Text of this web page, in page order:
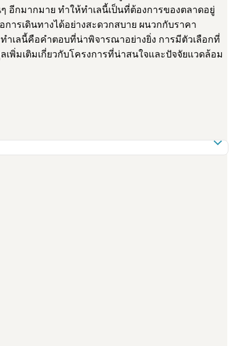
อีกมากมาย ทำให้ทำเลนี้เป็นที่ต้องการของตลาดอยู่
รเดินทางได้อย่างสะดวกสบาย ผนวกกับราคา
เลนี้คือคำตอบที่น่าพิจารณาอย่างยิ่ง การมีตัวเลือกที่
มเติมเกี่ยวกับโครงการที่น่าสนใจและปัจจัยแวดล้อม